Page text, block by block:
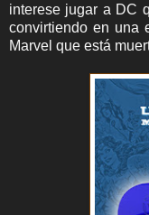
interese jugar a DC
convirtiendo en una
Marvel que está